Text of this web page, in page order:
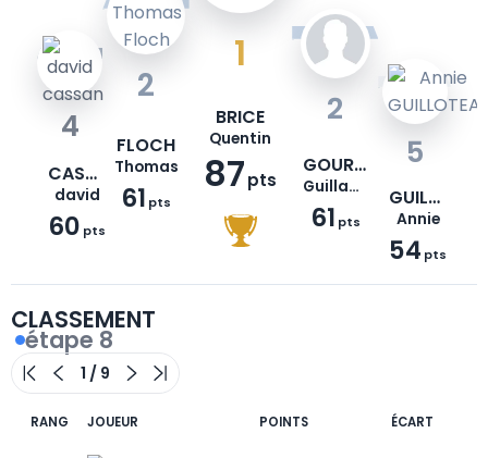
1
BRICE
Quentin
87pts
2
FLOCH
Thomas
61 pts
2
GOURIER
Guillaume
61 pts
4
CASSAN
david
60 pts
5
GUILLOTEAU
Annie
54 pts
CLASSEMENT
étape 8
RANG JOUEUR POINTS ÉCART